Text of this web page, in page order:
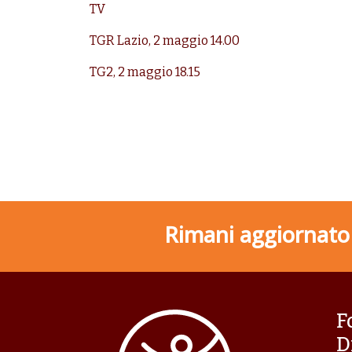
TV
TGR Lazio, 2 maggio 14.00
TG2, 2 maggio 18.15
Rimani